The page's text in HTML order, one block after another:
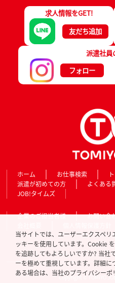
求人情報をGET!
友だち追加
派遣社員
フォロー
ホーム お仕事検索
派遣が初めての方
よくある
JOB!タイムズ
企業のご担当者様 お問い合
Copyright © TOMIYO
当サイトでは、ユーザーエクスペ
ッキーを使用しています。Cookie
を追跡してもよろしいですか? 当社
ーを極めて重視しています。詳細
ある場合は、当社のプライバシーポ